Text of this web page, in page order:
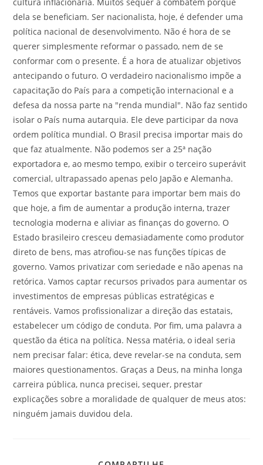
dela se beneficiam. Ser nacionalista, hoje, é defender uma
política nacional de desenvolvimento. Não é hora de se
querer simplesmente reformar o passado, nem de se
conformar com o presente. É a hora de atualizar objetivos
antecipando o futuro. O verdadeiro nacionalismo impõe a
capacitação do País para a competição internacional e a
defesa da nossa parte na "renda mundial". Não faz sentido
isolar o País numa autarquia. Ele deve participar da nova
ordem política mundial. O Brasil precisa importar mais do
que faz atualmente. Não podemos ser a 25ª nação
exportadora e, ao mesmo tempo, exibir o terceiro superávit
comercial, ultrapassado apenas pelo Japão e Alemanha.
Temos que exportar bastante para importar bem mais do
que hoje, a fim de aumentar a produção interna, trazer
tecnologia moderna e aliviar as finanças do governo. O
Estado brasileiro cresceu demasiadamente como produtor
direto de bens, mas atrofiou-se nas funções típicas de
governo. Vamos privatizar com seriedade e não apenas na
retórica. Vamos captar recursos privados para aumentar os
investimentos de empresas públicas estratégicas e
rentáveis. Vamos profissionalizar a direção das estatais,
estabelecer um código de conduta. Por fim, uma palavra a
questão da ética na política. Nessa matéria, o ideal seria
nem precisar falar: ética, deve revelar-se na conduta, sem
maiores questionamentos. Graças a Deus, na minha longa
carreira pública, nunca precisei, sequer, prestar
explicações sobre a moralidade de qualquer de meus atos:
ninguém jamais duvidou dela.